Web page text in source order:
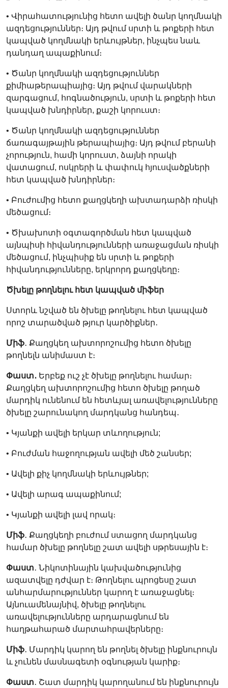
• Վիրահատությունից հետո ավելի ծանր կողմնակի
ազդեցություններ։ Այդ թվում սրտի և թոքերի հետ
կապված կողմնակի երևույթներ, ինչպես նաև
դանդաղ ապաքինում։
• Ծանր կողմնակի ազդեցություններ
քիմիաթերապիայից։ Այդ թվում վարակների
զարգացում, հոգնածություն, սրտի և թոքերի հետ
կապված խնդիրներ, քաշի կորուստ։
• Ծանր կողմնակի ազդեցություններ
ճառագայթային թերապիայից։ Այդ թվում բերանի
չորություն, համի կորուստ, ձայնի որակի
վատացում, ոսկրերի և փափուկ հյուսվածքների
հետ կապված խնդիրներ։
• Բուժումից հետո քաղցկեղի ախտադարձի ռիսկի
մեծացում։
• Ծխախոտի օգտագործման հետ կապված
այնպիսի հիվանդությունների առաջացման ռիսկի
մեծացում, ինչպիսիք են սրտի և թոքերի
հիվանդությունները, երկրորդ քաղցկեղը։
Ծխելը թողնելու հետ կապված միֆեր
Ստորև նշված են ծխելը թողնելու հետ կապված
որոշ տարածված թյուր կարծիքներ․
Միֆ․ Քաղցկեղ ախտորոշումից հետո ծխելը
թողնելն անիմաստ է։
Փաստ․ Երբեք ուշ չէ ծխելը թողնելու համար։
Քաղցկեղ ախտորոշումից հետո ծխելը թողած
մարդիկ ունենում են հետևյալ առավելությունները
ծխելը շարունակող մարդկանց հանդեպ․
• Կյանքի ավելի երկար տևողություն;
• Բուժման հաջողության ավելի մեծ շանսեր;
• Ավելի քիչ կողմնակի երևույթներ;
• Ավելի արագ ապաքինում;
• Կյանքի ավելի լավ որակ։
Միֆ․ Քաղցկեղի բուժում ստացող մարդկանց
համար ծխելը թողնելը շատ ավելի սթրեսային է։
Փաստ․ Նիկոտինային կախվածությունից
ազատվելը դժվար է։ Թողնելու պրոցեսը շատ
անհարմարություններ կարող է առաջացնել։
Այնուամենայնիվ, ծխելը թողնելու
առավելությունները արդարացնում են
հաղթահարած մարտահրավերները։
Միֆ․ Մարդիկ կարող են թողնել ծխելը ինքնուրույն
և չունեն մասնագետի օգնության կարիք։
Փաստ․ Շատ մարդիկ կարողանում են ինքնուրույն